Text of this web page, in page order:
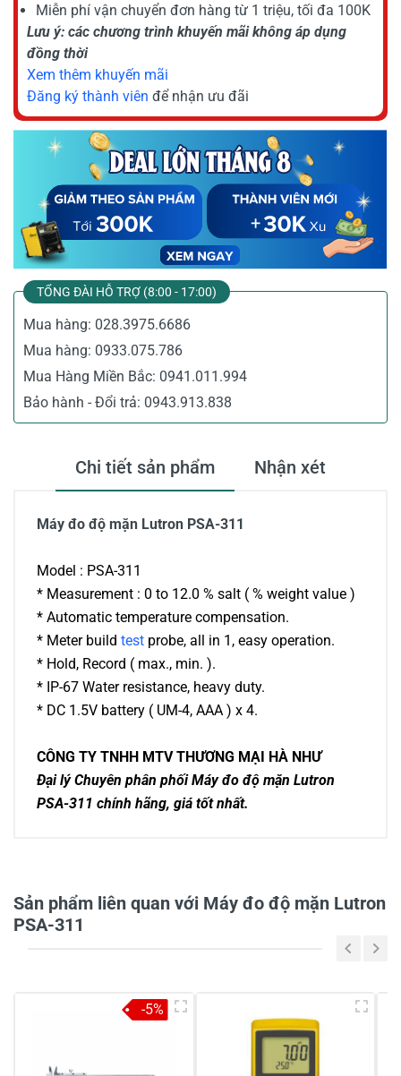
Miễn phí vận chuyển đơn hàng từ 1 triệu, tối đa 100K
Lưu ý: các chương trình khuyến mãi không áp dụng
đồng thời
Xem thêm khuyến mãi
Đăng ký thành viên để nhận ưu đãi
TỔNG ĐÀI HỖ TRỢ (8:00 - 17:00)
Mua hàng: 028.3975.6686
Mua hàng: 0933.075.786
Mua Hàng Miền Bắc: 0941.011.994
Bảo hành - Đổi trả: 0943.913.838
Chi tiết sản phẩm Nhận xét
Máy đo độ mặn Lutron PSA-311
Model : PSA-311
* Measurement : 0 to 12.0 % salt ( % weight value )
* Automatic temperature compensation.
* Meter build test probe, all in 1, easy operation.
* Hold, Record ( max., min. ).
* IP-67 Water resistance, heavy duty.
* DC 1.5V battery ( UM-4, AAA ) x 4.
CÔNG TY TNHH MTV THƯƠNG MẠI HÀ NHƯ
Đại lý Chuyên phân phối Máy đo độ mặn Lutron
PSA-311 chính hãng, giá tốt nhất.
-
-
-
Sản phẩm liên quan với Máy đo độ mặn Lutron
PSA-311
-5%